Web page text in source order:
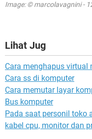
Image: © marcolavagnini -
Lihat Jug
Cara menghapus virtual
Cara ss di komputer
Cara memutar layar
Bus komputer
Pada saat personil toko
kabel cpu, monitor dan